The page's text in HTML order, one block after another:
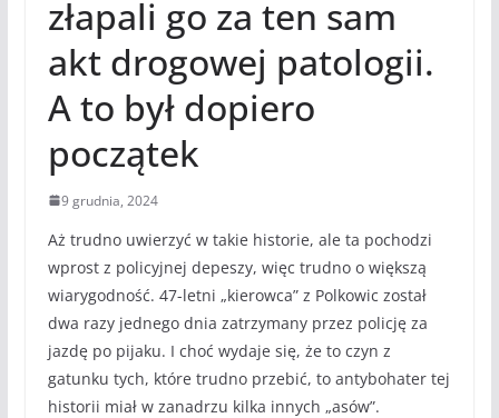
złapali go za ten sam
akt drogowej patologii.
A to był dopiero
początek
9 grudnia, 2024
Aż trudno uwierzyć w takie historie, ale ta pochodzi
wprost z policyjnej depeszy, więc trudno o większą
wiarygodność. 47-letni „kierowca” z Polkowic został
dwa razy jednego dnia zatrzymany przez policję za
jazdę po pijaku. I choć wydaje się, że to czyn z
gatunku tych, które trudno przebić, to antybohater tej
historii miał w zanadrzu kilka innych „asów”.